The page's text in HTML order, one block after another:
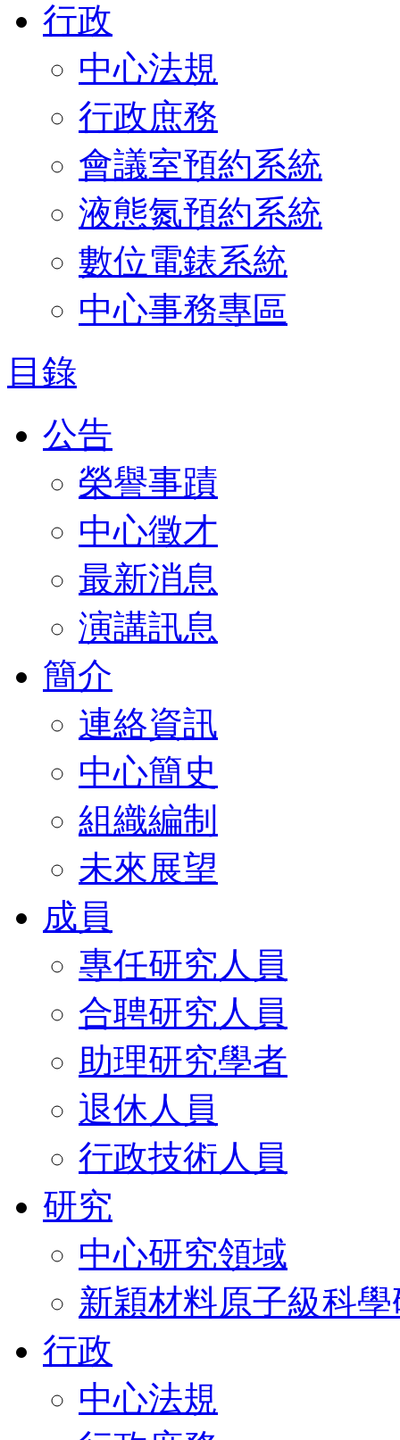
行政
中心法規
行政庶務
會議室預約系統
液態氮預約系統
數位電錶系統
中心事務專區
目錄
公告
榮譽事蹟
中心徵才
最新消息
演講訊息
簡介
連絡資訊
中心簡史
組織編制
未來展望
成員
專任研究人員
合聘研究人員
助理研究學者
退休人員
行政技術人員
研究
中心研究領域
新穎材料原子級科
行政
中心法規